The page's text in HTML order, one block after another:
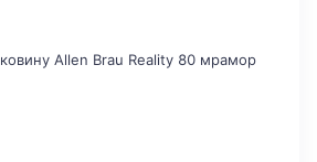
Allen Brau Reality 80 мрамор